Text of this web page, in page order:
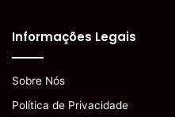
Informações Legais
Sobre Nós
Política de Privacidade